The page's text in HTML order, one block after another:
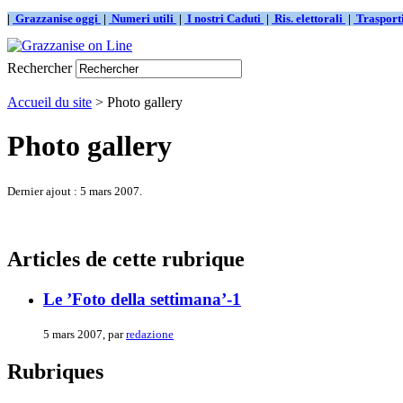
| Grazzanise oggi | Numeri utili | I nostri Caduti | Ris. elettorali |
Rechercher
Accueil du site > Photo gallery
Photo gallery
Dernier ajout : 5 mars 2007.
Articles de cette rubrique
Le ’Foto della settimana’-1
5 mars 2007, parredazione
Rubriques